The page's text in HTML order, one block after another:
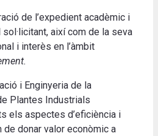
de l’expedient acadèmic i
així com de la seva
i interès en l’àmbit
i Enginyeria de la
Plantes Industrials
els aspectes d’eficiència i
donar valor econòmic a